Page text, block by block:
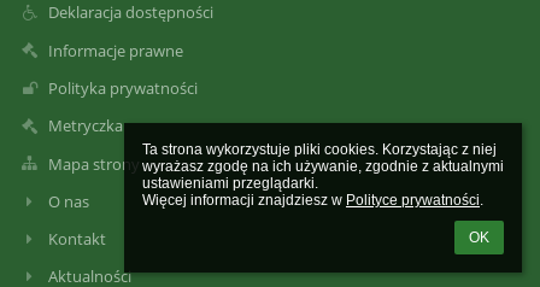
Ta strona wykorzystuje pliki cookies. Korzystając z niej
wyrażasz zgodę na ich używanie, zgodnie z aktualnymi
ustawieniami przeglądarki.
Więcej informacji znajdziesz w Polityce prywatności.
OK
Deklaracja dostępności
Informacje prawne
Polityka prywatności
Metryczka
Mapa strony
O nas
Kontakt
Aktualności